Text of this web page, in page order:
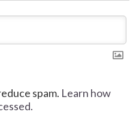
spam. Learn how